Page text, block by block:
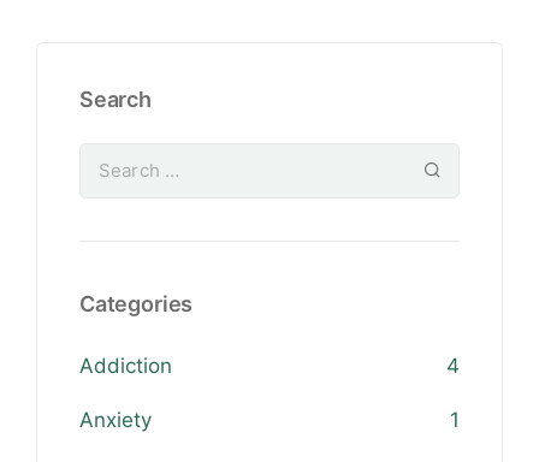
Search
Categories
Addiction 4
Anxiety 1